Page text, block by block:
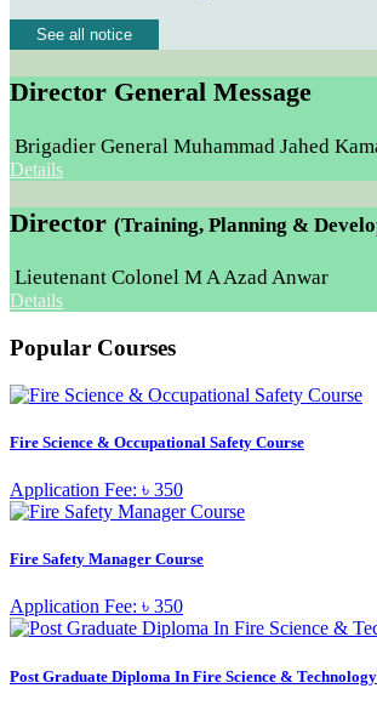
See all notice
Director General Message
Brigadier General Muhammad Jahed
Details
Director (Training, Planning &
Lieutenant Colonel M A Azad Anwar
Details
Popular Courses
Fire Science & Occupational Safety Course
Application Fee: ৳ 350
Fire Safety Manager Course
Application Fee: ৳ 350
Post Graduate Diploma In Fire Science & Technology